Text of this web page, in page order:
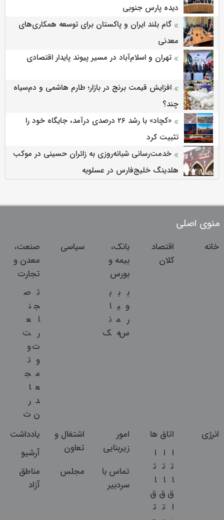
دیده پارس جنوبی
گام بلند ایران و پاکستان برای توسعه همکاری‌های
معدنی
تهران و اسلام‌آباد در مسیر پیوند پایدار اقتصادی
افزایش قیمت برنج در بازار؛ طارم هاشمی و دم‌سیاه
چند؟
«کچاد» با رشد ۲۶ درصدی درآمد، جایگاه خود را
تثبیت کرد
خدمت‌رسانی شبانه‌روزی به زائران حسینی در موکب
هلدینگ خلیج‌فارس در عسلویه
منوی اصلی
خانه
اقتصاد
کلان
بانک،
بیمه و
بورس
ب
و
ر
س
ب
ی
م
ه
ب
ا
ن
ک
سیاسی
صنعت،
معدن و
تجارت
ت
ج
ا
ر
ت
و
م
ع
د
ن
ص
ن
ع
ت
و
ت
ج
ا
ر
ت
انرژی
اتاق ها
ا
ت
ا
ق
ا
ا
ت
ا
ق
ت
ا
ت
ا
ق
ت
امور
زیربنایی
اشتغال و
تعاون
یادداشت
آرشیو
تماس با
سردبیر
مجلس
مناطق
آزاد